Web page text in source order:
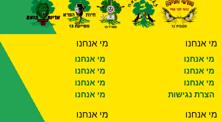
מי אנחנו
מי אנחנו
מי אנחנו
מי אנחנו
הצרת נגישות
מי אנחנו
מי אנחנו
מי אנחנו
מי אנחנו
מי אנחנו
מי אנחנו מי אנחנו